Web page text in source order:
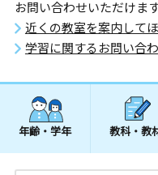
お問い合わせいただけます
近くの教室を案内して
学習に関するお問い合
年齢・学年 教科・教